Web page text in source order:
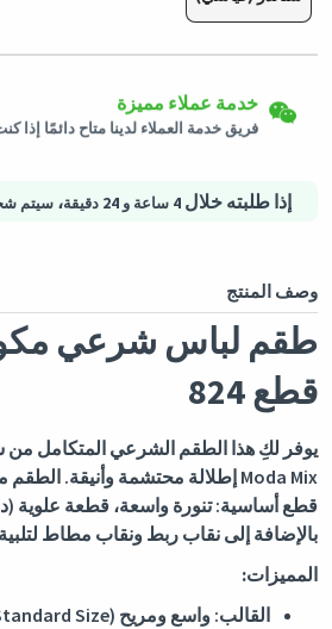
إذا طلبته خلال 4 ساعة و 24 دقيقة ، سيتم
وصف المنتج
قطع 824
يوفر لكِ هذا الطقم الشرعي المتكامل
قطع أساسية: تنورة واسعة، قطعة علوية
بالإضافة إلى نقاب ربط ونقاب مطاط لتلبية
المميزات:
شحن لكافة الدول
فريق خدمة العملاء لدينا متاح دائمًا إذا
التسوق الأمن